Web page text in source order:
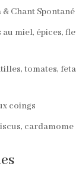
& Chant
au miel, épices,
tomates,
coings